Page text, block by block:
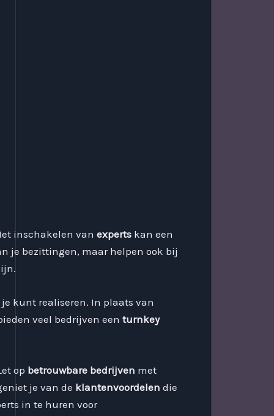
inschakelen van experts kan een
je bezittingen, maar helpen ook bij
kunt realiseren. In plaats van
veel bedrijven een turnkey
op betrouwbare bedrijven met
je van de klantenvoordelen die
in te huren voor